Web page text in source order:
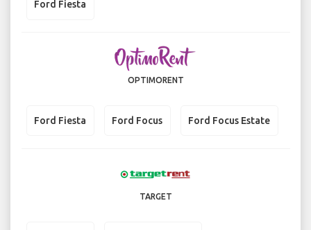
Ford Fiesta
OPTIMORENT
Ford Fiesta Ford Focus Ford Focus Estate
TARGET